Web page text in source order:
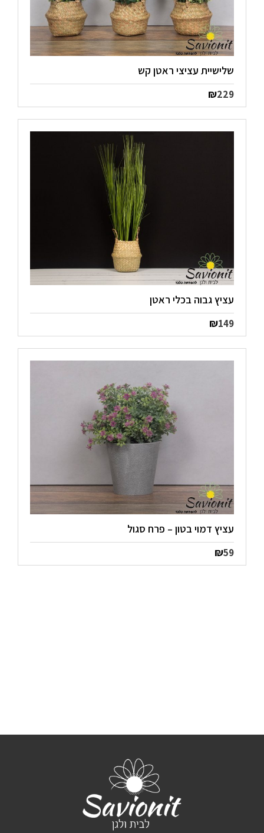
שלישיית עציצי ראטן קש
₪229
עציץ גבוה בכלי ראטן
₪149
עציץ דמוי בטון – פרח סגול
₪59